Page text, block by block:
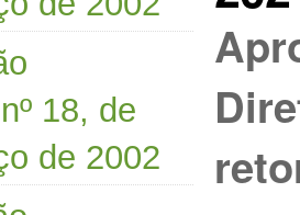
18, de
de 2002